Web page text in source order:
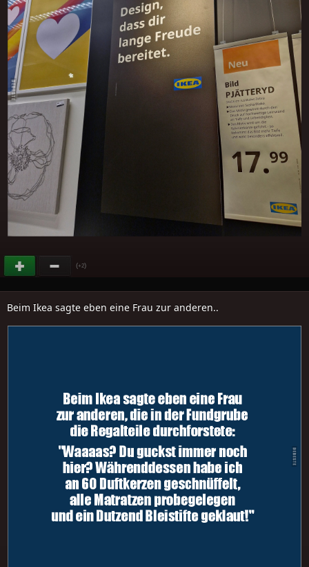
(+2)
Beim Ikea sagte eben eine Frau zur anderen..